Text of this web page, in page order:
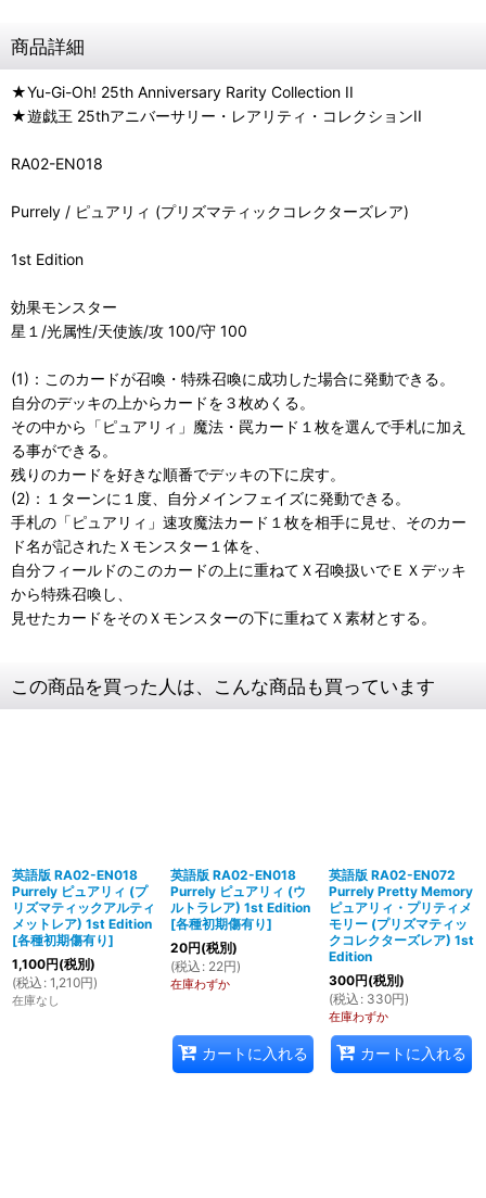
商品詳細
★Yu-Gi-Oh! 25th Anniversary Rarity Collection II
★遊戯王 25thアニバーサリー・レアリティ・コレクションII
RA02-EN018
Purrely / ピュアリィ (プリズマティックコレクターズレア)
1st Edition
効果モンスター
星１/光属性/天使族/攻 100/守 100
(1)：このカードが召喚・特殊召喚に成功した場合に発動できる。
自分のデッキの上からカードを３枚めくる。
その中から「ピュアリィ」魔法・罠カード１枚を選んで手札に加え
る事ができる。
残りのカードを好きな順番でデッキの下に戻す。
(2)：１ターンに１度、自分メインフェイズに発動できる。
手札の「ピュアリィ」速攻魔法カード１枚を相手に見せ、そのカー
ド名が記されたＸモンスター１体を、
自分フィールドのこのカードの上に重ねてＸ召喚扱いでＥＸデッキ
から特殊召喚し、
見せたカードをそのＸモンスターの下に重ねてＸ素材とする。
この商品を買った人は、こんな商品も買っています
英語版 RA02-EN018
Purrely ピュアリィ (プ
リズマティックアルティ
メットレア) 1st Edition
[各種初期傷有り]
1,100円(税別)
(税込 : 1,210円)
在庫なし
英語版 RA02-EN018
Purrely ピュアリィ (ウ
ルトラレア) 1st Edition
[各種初期傷有り]
20円(税別)
(税込 : 22円)
在庫わずか
カートに入れる
英語版 RA02-EN072
Purrely Pretty Memory
ピュアリィ・プリティメ
モリー (プリズマティッ
クコレクターズレア) 1st
Edition
300円(税別)
(税込 : 330円)
在庫わずか
カートに入れる